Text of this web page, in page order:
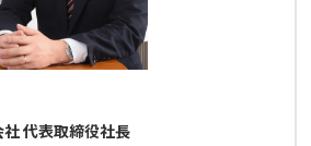
代表取締役社長